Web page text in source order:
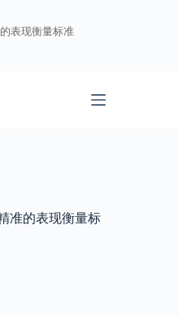
表现衡量标准
准的表现衡量标